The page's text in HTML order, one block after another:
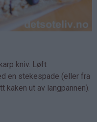
kniv. Løft
en stekespade (eller fra
kaken ut av langpannen).